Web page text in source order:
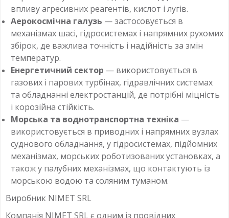
впливу агресивних реагентів, кислот і лугів.
Аерокосмічна галузь — застосовується в
механізмах шасі, гідросистемах і напрямних рухомих
збірок, де важлива точність і надійність за змін
температур.
Енергетичний сектор — використовується в
газових і парових турбінах, гідравлічних системах
та обладнанні електростанцій, де потрібні міцність
і корозійна стійкість.
Морська та воднотранспортна техніка —
використовується в приводних і напрямних вузлах
суднового обладнання, у гідросистемах, підйомних
механізмах, морських роботизованих установках, а
також у палубних механізмах, що контактують із
морською водою та соляним туманом.
Виробник NIMET SRL
Компанія NIMET SRL є одним із провідних